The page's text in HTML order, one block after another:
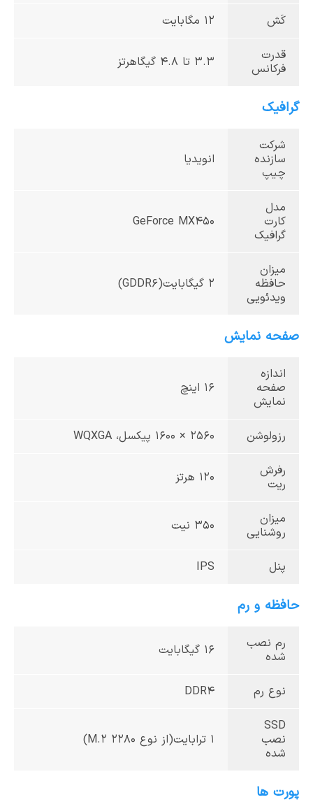
کَش 12 مگابایت
قدرت
فرکانس
3.3 تا 4.8 گیگاهرتز
گرافیک
شرکت
سازنده
چیپ
انویدیا
مدل
کارت
گرافیک
GeForce MX450
میزان
حافظه
ویدئویی
2 گیگابایت(GDDR6)
صفحه نمایش
اندازه
صفحه
نمایش
16 اینچ
رزولوشن 2560 × 1600 پیکسل، WQXGA
رفرش
ریت
120 هرتز
میزان
روشنایی
350 نیت
پنل IPS
حافظه و رم
رم نصب
شده
16 گیگابایت
نوع رم DDR4
SSD
نصب
شده
1 ترابایت(از نوع M.2 2280)
پورت ها